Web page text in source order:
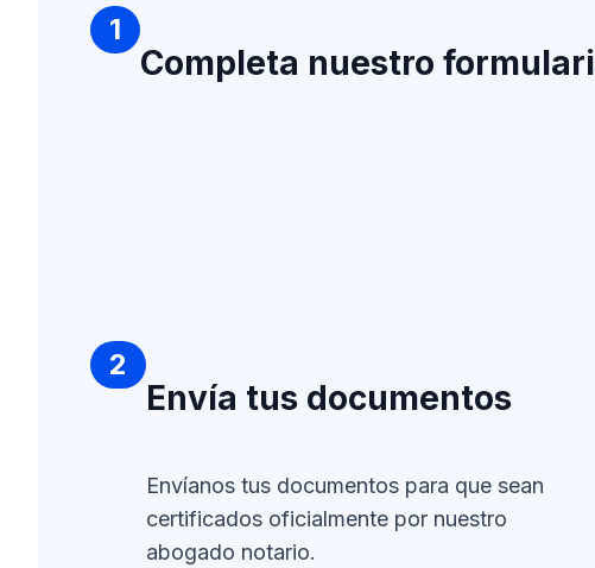
1
Completa nuestro
2
Envía tus documentos
Envíanos tus documentos para que sean
certificados oficialmente por nuestro
abogado notario.